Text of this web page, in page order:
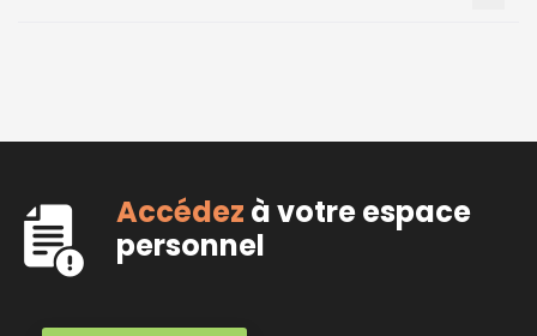
Accédez à votre espace
personnel